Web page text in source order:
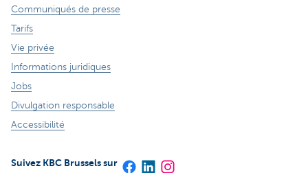
Communiqués de presse
Tarifs
Vie privée
Informations juridiques
Jobs
Divulgation responsable
Accessibilité
Suivez KBC Brussels sur